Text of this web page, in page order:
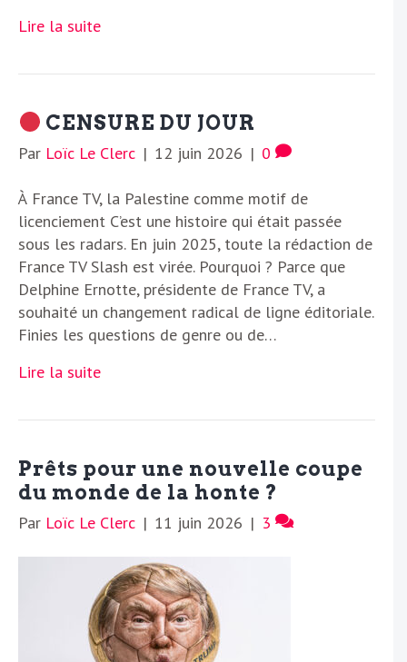
Lire la suite
CENSURE DU JOUR
Par Loïc Le Clerc | 12 juin 2026 | 0
À France TV, la Palestine comme motif de
licenciement C’est une histoire qui était passée
sous les radars. En juin 2025, toute la rédaction de
France TV Slash est virée. Pourquoi ? Parce que
Delphine Ernotte, présidente de France TV, a
souhaité un changement radical de ligne éditoriale.
Finies les questions de genre ou de…
Lire la suite
Prêts pour une nouvelle coupe
du monde de la honte ?
Par Loïc Le Clerc | 11 juin 2026 | 3